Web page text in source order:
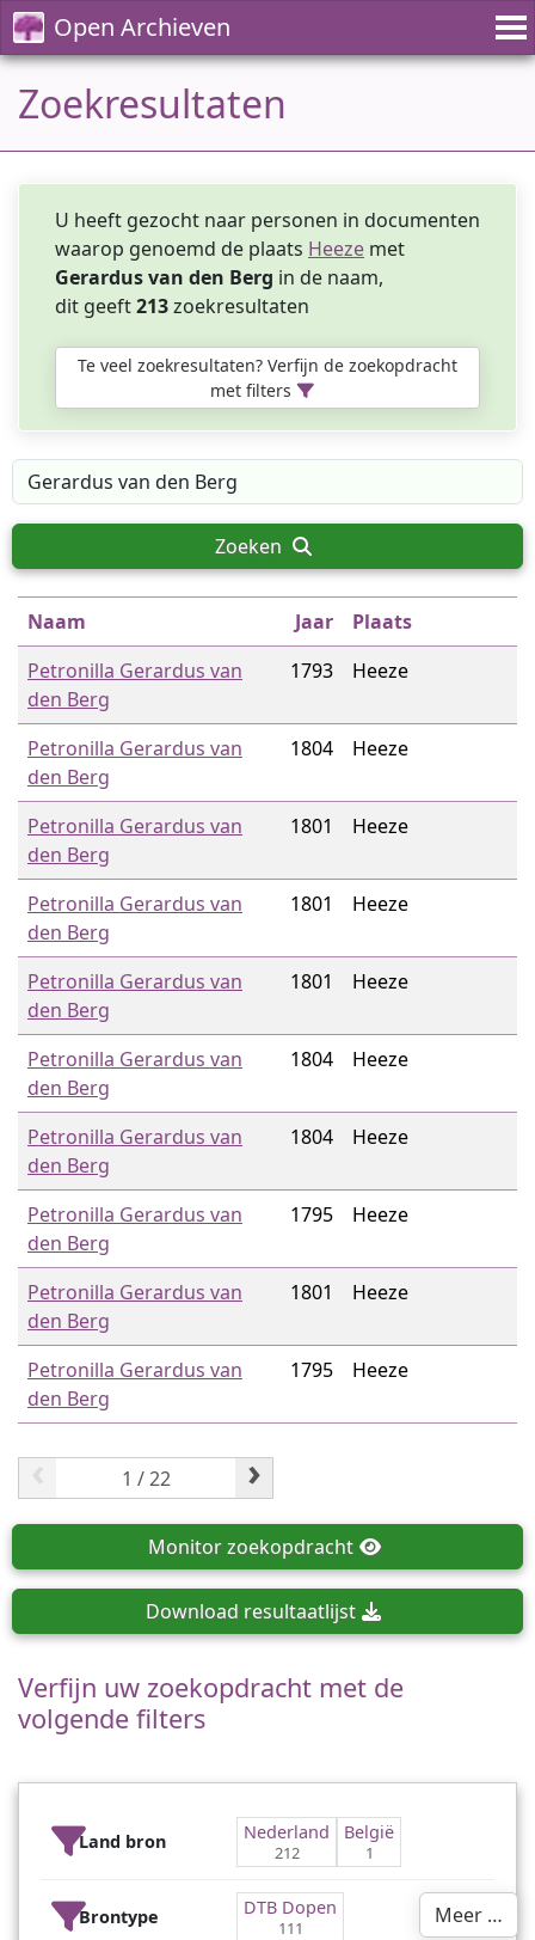
Open Archieven
Zoekresultaten
U heeft gezocht naar personen in documenten
waarop genoemd de plaats Heeze met
Gerardus van den Berg in de naam,
dit geeft213zoekresultaten
Te veel zoekresultaten? Verfijn de zoekopdracht
met filters
Zoeken
Naam Jaar
Plaats
Petronilla Gerardus van
den Berg
1793 Heeze
Petronilla Gerardus van
den Berg
1804 Heeze
Petronilla Gerardus van
den Berg
1801 Heeze
Petronilla Gerardus van
den Berg
1801 Heeze
Petronilla Gerardus van
den Berg
1801 Heeze
Petronilla Gerardus van
den Berg
1804 Heeze
Petronilla Gerardus van
den Berg
1804 Heeze
Petronilla Gerardus van
den Berg
1795 Heeze
Petronilla Gerardus van
den Berg
1801 Heeze
Petronilla Gerardus van
den Berg
1795 Heeze
‹ ›
Monitorzoekopdracht
Download resultaatlijst
Verfijn uw zoekopdracht met de
volgende filters
Land bron Nederland
212
België
1
Brontype DTB Dopen
111 Meer …